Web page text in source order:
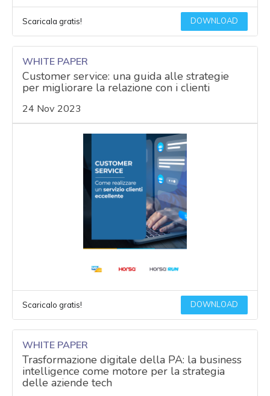
Scaricala gratis! DOWNLOAD
WHITE PAPER
Customer service: una guida alle strategie
per migliorare la relazione con i clienti
24 Nov 2023
Scaricalo gratis! DOWNLOAD
WHITE PAPER
Trasformazione digitale della PA: la business
intelligence come motore per la strategia
delle aziende tech